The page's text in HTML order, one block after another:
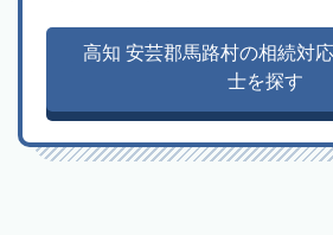
高知 安芸郡馬路村の相続対
士を探す